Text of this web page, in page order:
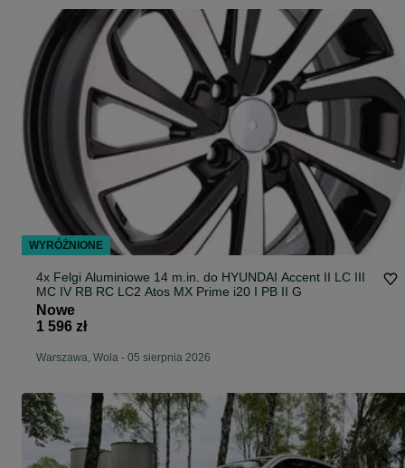
4x Felgi Aluminiowe 14 m.in. do HYUNDAI Accent II LC III
MC IV RB RC LC2 Atos MX Prime i20 I PB II G
Nowe
1 596 zł
Warszawa, Wola - 05 sierpnia 2026
WYRÓŻNIONE